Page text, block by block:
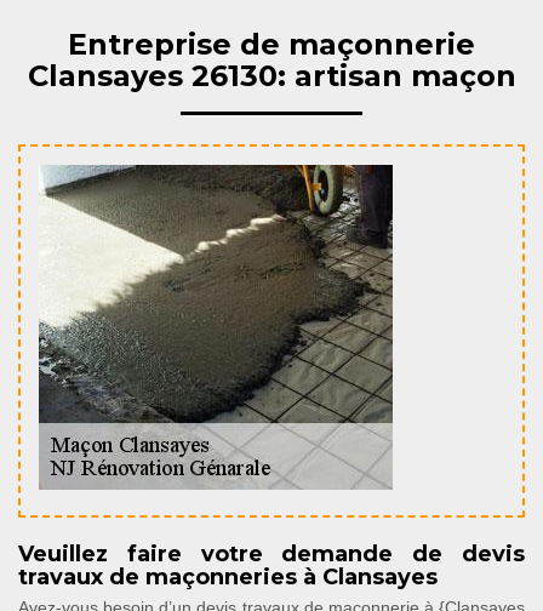
Entreprise de maçonnerie
Clansayes 26130: artisan maçon
Veuillez faire votre demande de devis
travaux de maçonneries à Clansayes